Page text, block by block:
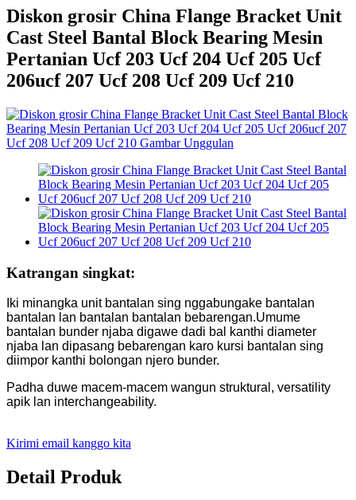
Diskon grosir China Flange Bracket Unit
Cast Steel Bantal Block Bearing Mesin
Pertanian Ucf 203 Ucf 204 Ucf 205 Ucf
206ucf 207 Ucf 208 Ucf 209 Ucf 210
Katrangan singkat:
Iki minangka unit bantalan sing nggabungake bantalan
bantalan lan bantalan bantalan bebarengan.Umume
bantalan bunder njaba digawe dadi bal kanthi diameter
njaba lan dipasang bebarengan karo kursi bantalan sing
diimpor kanthi bolongan njero bunder.
Padha duwe macem-macem wangun struktural, versatility
apik lan interchangeability.
Kirimi email kanggo kita
Detail Produk